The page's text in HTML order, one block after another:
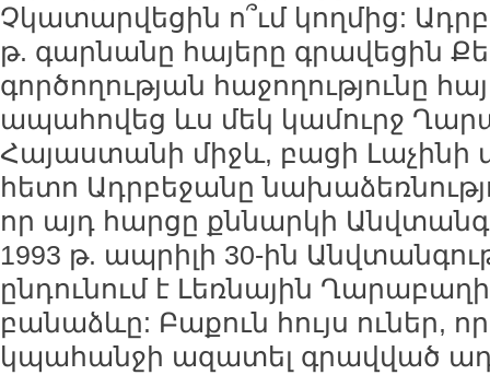
Չկատարվեցին ո՞ւմ կողմից:
թ. գարնանը հայերը գրավեցին
գործողության հաջողությունը
ապահովեց ևս մեկ կամուրջ
Հայաստանի միջև, բացի Լաչինի
հետո Ադրբեջանը
որ այդ հարցը քննարկի
1993 թ. ապրիլի 30-ին
ընդունում է Լեռնային
բանաձևը: Բաքուն հույս ուներ,
կպահանջի ազատել գրավված